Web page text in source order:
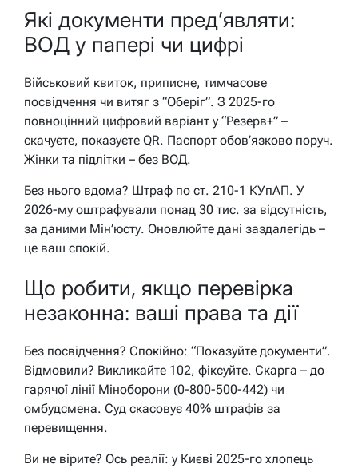
Які документи пред’являти:
ВОД у папері чи цифрі
Військовий квиток, приписне, тимчасове
посвідчення чи витяг з “Оберіг”. З 2025-го
повноцінний цифровий варіант у “Резерв+” –
скачуєте, показуєте QR. Паспорт обов’язково поруч.
Жінки та підлітки – без ВОД.
Без нього вдома? Штраф по ст. 210-1 КУпАП. У
2026-му оштрафували понад 30 тис. за відсутність,
за даними Мін’юсту. Оновлюйте дані заздалегідь –
це ваш спокій.
Що робити, якщо перевірка
незаконна: ваші права та дії
Без посвідчення? Спокійно: “Показуйте документи”.
Відмовили? Викликайте 102, фіксуйте. Скарга – до
гарячої лінії Міноборони (0-800-500-442) чи
омбудсмена. Суд скасовує 40% штрафів за
перевищення.
Ви не вірите? Ось реалії: у Києві 2025-го хлопець